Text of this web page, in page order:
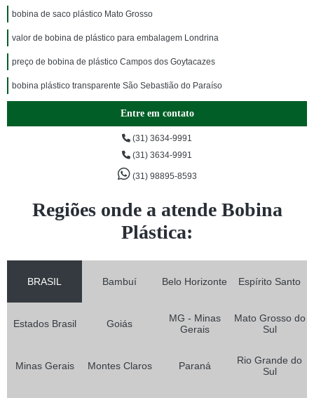
bobina de saco plástico Mato Grosso
valor de bobina de plástico para embalagem Londrina
preço de bobina de plástico Campos dos Goytacazes
bobina plástico transparente São Sebastião do Paraíso
Entre em contato
(31) 3634-9991
(31) 3634-9991
(31) 98895-8593
Regiões onde a atende Bobina
Plástica:
BRASIL Bambuí Belo Horizonte Espírito Santo
Estados Brasil Goiás
MG - Minas
Gerais
Mato Grosso do
Sul
Minas Gerais Montes Claros Paraná
Rio Grande do
Sul